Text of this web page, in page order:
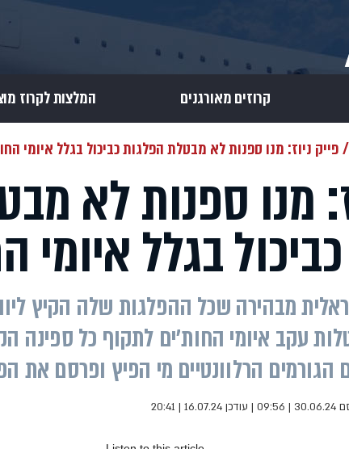
קרוזים מאורגנים המלצות לקרוז
פייק ניוז: מנו ספנות לא מבטלת הפלגות כביכול בגלל איומי
מנו ספנות לא
בגלל איומי
מבהירה שכל ההפלגות שלה הקיץ
עקב איומי החות'ים לתקוף כל ספינה
הרלוונטיים מי הפיץ ופרסם את
09:56
| עודכן 16.07.24 | 20:41